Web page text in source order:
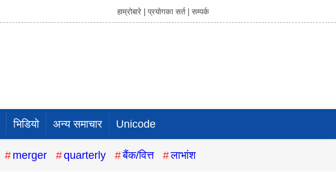
हाम्रोबारे | प्रयोगका सर्त | सम्पर्क
भिडियो अन्य समाचार Unicode
merger quarterly बैंक/वित्त लाभांश